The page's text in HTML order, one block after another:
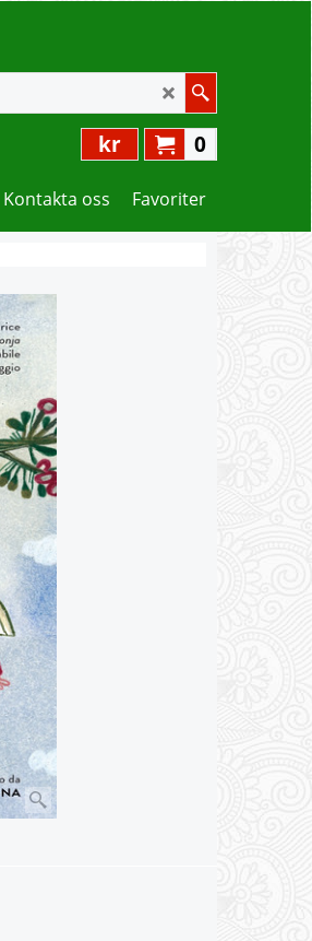
0
kr
Kontakta oss Favoriter